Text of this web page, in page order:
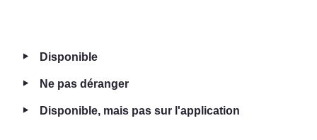
‣ Disponible
‣ Ne pas déranger
‣ Disponible, mais pas sur l'application